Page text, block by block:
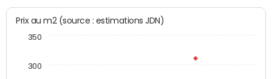
Prix au m2 (source : estimations JDN)
300
350